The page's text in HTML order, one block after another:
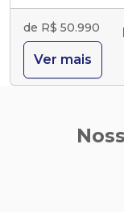
de R$ 50.990
Ver mais